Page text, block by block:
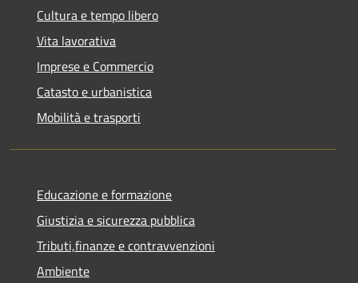
Cultura e tempo libero
Vita lavorativa
Imprese e Commercio
Catasto e urbanistica
Mobilità e trasporti
Educazione e formazione
Giustizia e sicurezza pubblica
Tributi,finanze e contravvenzioni
Ambiente